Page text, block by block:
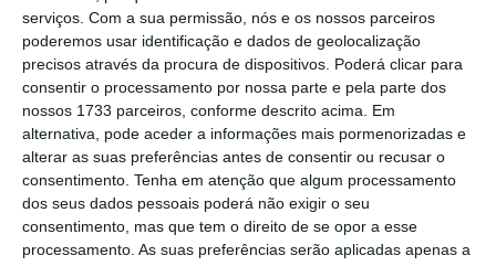
serviços. Com a sua permissão, nós e os nossos parceiros
poderemos usar identificação e dados de geolocalização
precisos através da procura de dispositivos. Poderá clicar para
consentir o processamento por nossa parte e pela parte dos
nossos 1733 parceiros, conforme descrito acima. Em
alternativa, pode aceder a informações mais pormenorizadas e
alterar as suas preferências antes de consentir ou recusar o
consentimento. Tenha em atenção que algum processamento
dos seus dados pessoais poderá não exigir o seu
consentimento, mas que tem o direito de se opor a esse
processamento. As suas preferências serão aplicadas apenas a